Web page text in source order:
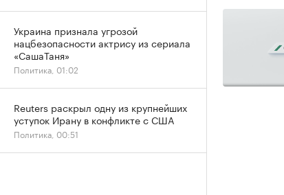
Украина признала угрозой
нацбезопасности актрису из сериала
«СашаТаня»
Политика, 01:02
Reuters раскрыл одну из крупнейших
уступок Ирану в конфликте с США
Политика, 00:51